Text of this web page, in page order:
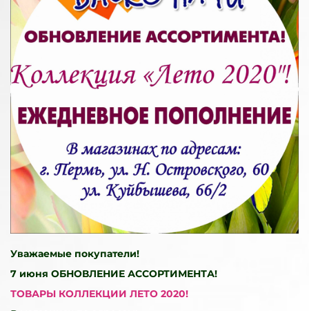
Уважаемые покупатели!
7 июня ОБНОВЛЕНИЕ АССОРТИМЕНТА!
ТОВАРЫ КОЛЛЕКЦИИ ЛЕТО 2020!